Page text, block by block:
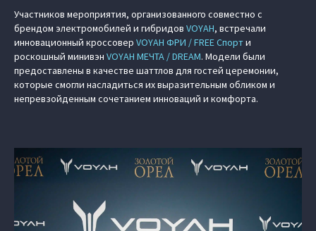
Участников мероприятия, организованного совместно с
брендом электромобилей и гибридов VOYAH, встречали
инновационный кроссовер VOYAH ФРИ / FREE Спорти
роскошный минивэн VOYAH МЕЧТА / DREAM. Модели были
предоставлены в качестве шаттлов для гостей церемонии,
которые смогли насладиться их выразительным обликом и
непревзойденным сочетанием инноваций и комфорта.